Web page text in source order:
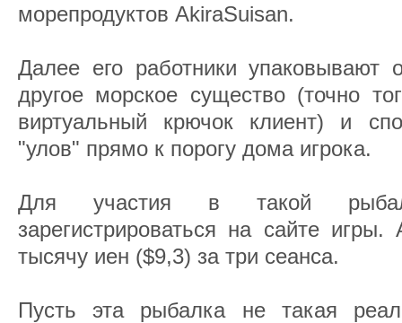
морепродуктов AkiraSuisan.
Далее его работники упаковывают
другое морское существо (точно
виртуальный крючок клиент) и
"улов" прямо к порогу дома игрока.
Для участия в такой
зарегистрироваться на сайте
тысячу иен ($9,3) за три сеанса.
Пусть эта рыбалка не такая